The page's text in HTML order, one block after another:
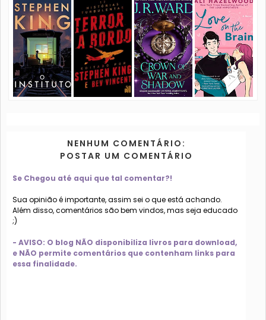
NENHUM COMENTÁRIO:
POSTAR UM COMENTÁRIO
Se Chegou até aqui que tal comentar?!
Sua opinião é importante, assim sei o que está achando.
Além disso, comentários são bem vindos, mas seja educado
;)
- AVISO: O blog NÃO disponibiliza livros para download,
e NÃO permite comentários que contenham links para
essa finalidade.